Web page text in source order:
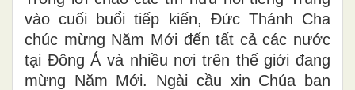
vào cuối buổi tiếp kiến, Đức Thánh Cha
chúc mừng Năm Mới đến tất cả các nước
tại Đông Á và nhiều nơi trên thế giới đang
mừng Năm Mới. Ngài cầu xin Chúa ban